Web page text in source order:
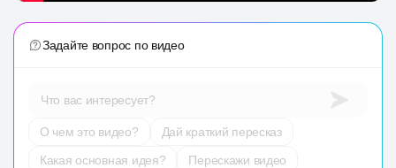
Задайте вопрос по видео
Что вас интересует?
О чем это видео?
Дай краткий пересказ
Какая основная идея?
Перескажи видео